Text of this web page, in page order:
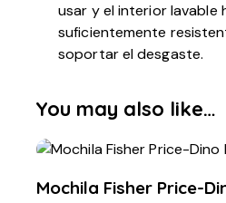
usar y el interior lavable
suficientemente
soportar el desgaste.
You may also like…
Mochila Fisher Price-